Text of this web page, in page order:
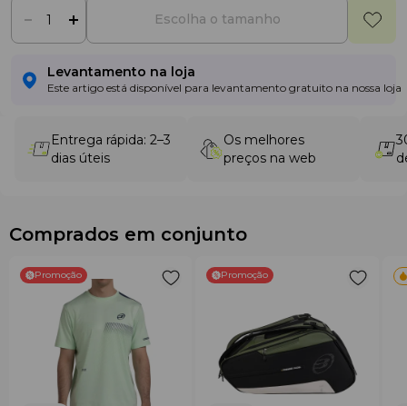
Escolha o tamanho
Levantamento na loja
Este artigo está disponível para levantamento gratuito na nossa loja
Entrega rápida: 2–3
dias úteis
Os melhores
preços na web
Comprados em conjunto
Promoção Promoção